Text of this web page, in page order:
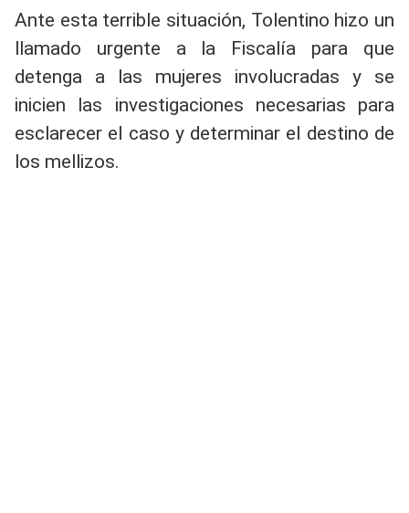
Ante esta terrible situación, Tolentino hizo un
llamado urgente a la Fiscalía para que
detenga a las mujeres involucradas y se
inicien las investigaciones necesarias para
esclarecer el caso y determinar el destino de
los mellizos.